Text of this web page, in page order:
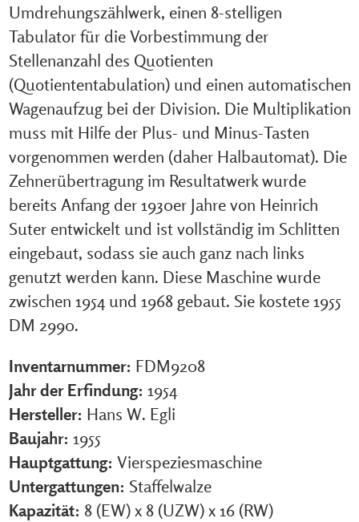
Umdrehungszählwerk, einen 8-stelligen
Tabulator für die Vorbestimmung der
Stellenanzahl des Quotienten
(Quotiententabulation) und einen automatischen
Wagenaufzug bei der Division. Die Multiplikation
muss mit Hilfe der Plus- und Minus-Tasten
vorgenommen werden (daher Halbautomat). Die
Zehnerübertragung im Resultatwerk wurde
bereits Anfang der 1930er Jahre von Heinrich
Suter entwickelt und ist vollständig im Schlitten
eingebaut, sodass sie auch ganz nach links
genutzt werden kann. Diese Maschine wurde
zwischen 1954 und 1968 gebaut. Sie kostete 1955
DM 2990.
Inventarnummer: FDM9208
Jahr der Erfindung: 1954
Hersteller: Hans W. Egli
Baujahr: 1955
Hauptgattung: Vierspeziesmaschine
Untergattungen: Staffelwalze
Kapazität: 8 (EW) x 8 (UZW) x 16 (RW)